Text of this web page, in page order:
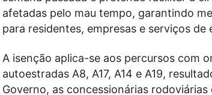
afetadas pelo mau tempo, garantindo
para residentes, empresas e serviços de
A isenção aplica-se aos percursos com
autoestradas A8, A17, A14 e A19,
Governo, as concessionárias